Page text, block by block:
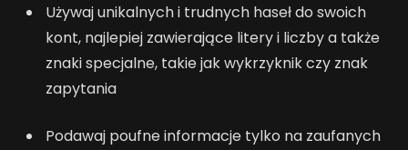
Używaj unikalnych i trudnych haseł do swoich
kont, najlepiej zawierające litery i liczby a także
znaki specjalne, takie jak wykrzyknik czy znak
zapytania
Podawaj poufne informacje tylko na zaufanych